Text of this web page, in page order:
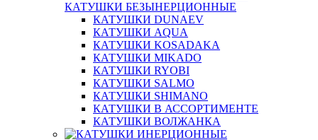
КАТУШКИ БЕЗЫНЕРЦИОННЫЕ
КАТУШКИ DUNAEV
КАТУШКИ AQUA
КАТУШКИ KOSADAKA
КАТУШКИ MIKADO
КАТУШКИ RYOBI
КАТУШКИ SALMO
КАТУШКИ SHIMANO
КАТУШКИ В АССОРТИМЕНТЕ
КАТУШКИ ВОЛЖАНКА